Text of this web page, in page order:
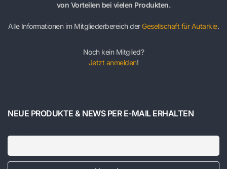
von Vorteilen bei vielen Produkten.
Alle Informationen im Mitgliederbereich der Gesellschaft für Autarkie.
Noch kein Mitglied?
Jetzt anmelden!
NEUE PRODUKTE & NEWS PER E-MAIL ERHALTEN